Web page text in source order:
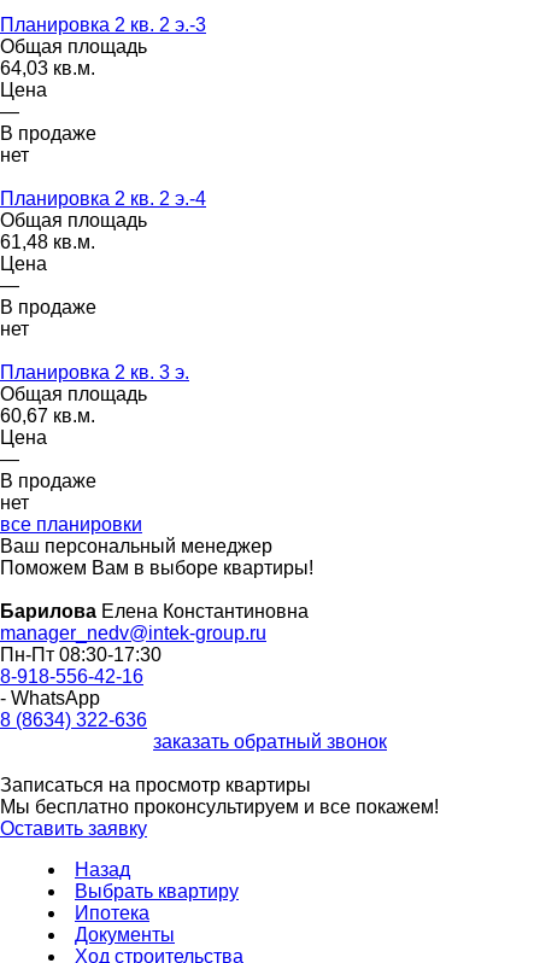
Планировка 2 кв. 2 э.-3
Общая площадь
64,03 кв.м.
Цена
—
В продаже
нет
Планировка 2 кв. 2 э.-4
Общая площадь
61,48 кв.м.
Цена
—
В продаже
нет
Планировка 2 кв. 3 э.
Общая площадь
60,67 кв.м.
Цена
—
В продаже
нет
все планировки
Ваш персональный менеджер
Поможем Вам в выборе квартиры!
Барилова Елена Константиновна
manager_nedv@intek-group.ru
Пн-Пт 08:30-17:30
8-918-556-42-16
- WhatsApp
8 (8634) 322-636
заказать обратный звонок
Записаться на просмотр квартиры
Мы бесплатно проконсультируем и все покажем!
Оставить заявку
Назад
Выбрать квартиру
Ипотека
Документы
Ход строительства